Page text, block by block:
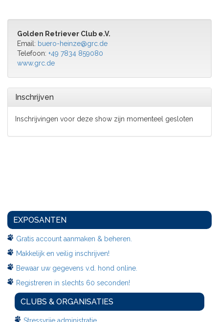
Golden Retriever Club e.V.
Email: buero-heinze@grc.de
Telefoon: +49 7834 859080
www.grc.de
Inschrijven
Inschrijvingen voor deze show zijn momenteel gesloten
EXPOSANTEN
Gratis account aanmaken & beheren.
Makkelijk en veilig inschrijven!
Bewaar uw gegevens v.d. hond online.
Registreren in slechts 60 seconden!
CLUBS & ORGANISATIES